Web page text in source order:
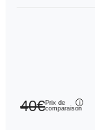
40€Prix de
comparaison